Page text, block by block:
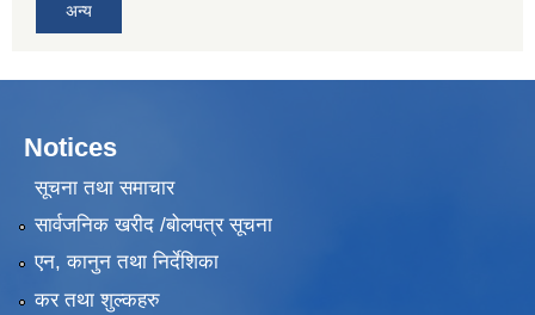
अन्य
Notices
सूचना तथा समाचार
सार्वजनिक खरीद /बोलपत्र सूचना
एन, कानुन तथा निर्देशिका
कर तथा शुल्कहरु